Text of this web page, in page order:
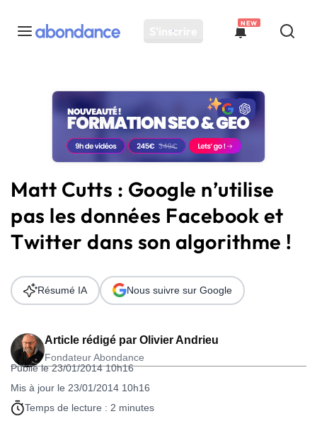
S'inscrire
NEW
Toutes les actus
Actus SEO
Plateforme
Solutions
Ressources
Audit SEO
Matt Cutts : Google n’utilise
pas les données Facebook et
Twitter dans son algorithme !
Article rédigé par Olivier Andrieu
Fondateur Abondance
Publié le 23/01/2014 10h16
Mis à jour le 23/01/2014 10h16
Temps de lecture : 2 minutes
Résumé IA Nous suivre sur Google